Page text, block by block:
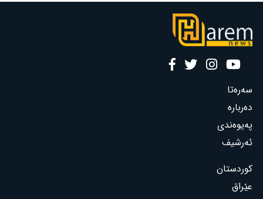
سەرەتا
دەربارە
پەیوەندی
ئەرشیف
کوردستان
عێراق